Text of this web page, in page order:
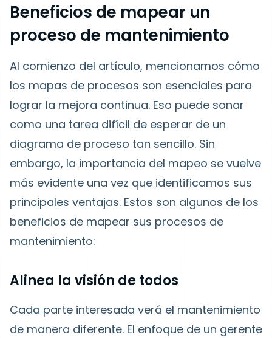
Beneficios de mapear un
proceso de mantenimiento
Al comienzo del artículo, mencionamos cómo
los mapas de procesos son esenciales para
lograr la mejora continua. Eso puede sonar
como una tarea difícil de esperar de un
diagrama de proceso tan sencillo. Sin
embargo, la importancia del mapeo se vuelve
más evidente una vez que identificamos sus
principales ventajas. Estos son algunos de los
beneficios de mapear sus procesos de
mantenimiento:
Alinea la visión de todos
Cada parte interesada verá el mantenimiento
de manera diferente. El enfoque de un gerente